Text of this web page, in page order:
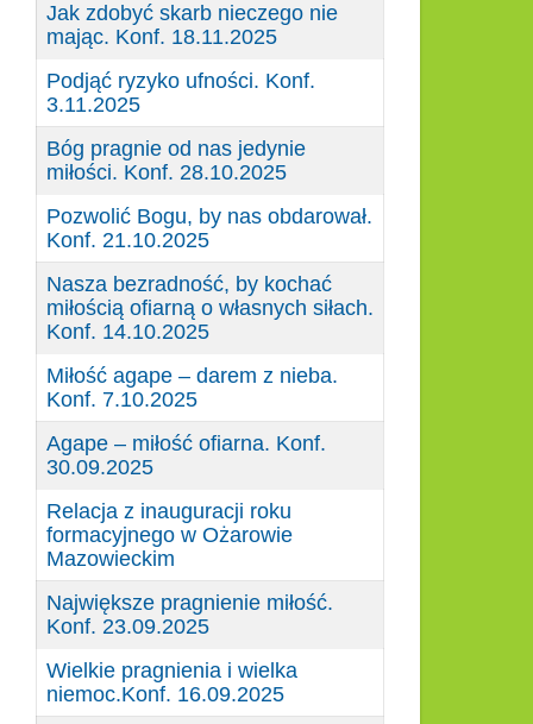
Jak zdobyć skarb nieczego nie
mając. Konf. 18.11.2025
Podjąć ryzyko ufności. Konf.
3.11.2025
Bóg pragnie od nas jedynie
miłości. Konf. 28.10.2025
Pozwolić Bogu, by nas obdarował.
Konf. 21.10.2025
Nasza bezradność, by kochać
miłością ofiarną o własnych siłach.
Konf. 14.10.2025
Miłość agape – darem z nieba.
Konf. 7.10.2025
Agape – miłość ofiarna. Konf.
30.09.2025
Relacja z inauguracji roku
formacyjnego w Ożarowie
Mazowieckim
Największe pragnienie miłość.
Konf. 23.09.2025
Wielkie pragnienia i wielka
niemoc.Konf. 16.09.2025